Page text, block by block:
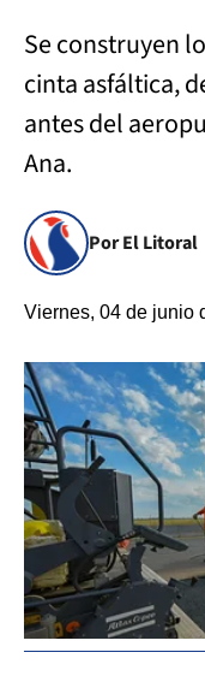
Se construyen
cinta asfáltica,
antes del
Ana.
Por El Litoral
Viernes, 04 de junio